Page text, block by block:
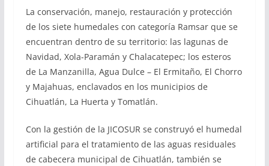
La conservación, manejo, restauración y protección
de los siete humedales con categoría Ramsar que se
encuentran dentro de su territorio: las lagunas de
Navidad, Xola-Paramán y Chalacatepec; los esteros
de La Manzanilla, Agua Dulce – El Ermitaño, El Chorro
y Majahuas, enclavados en los municipios de
Cihuatlán, La Huerta y Tomatlán.
Con la gestión de la JICOSUR se construyó el humedal
artificial para el tratamiento de las aguas residuales
de cabecera municipal de Cihuatlán, también se